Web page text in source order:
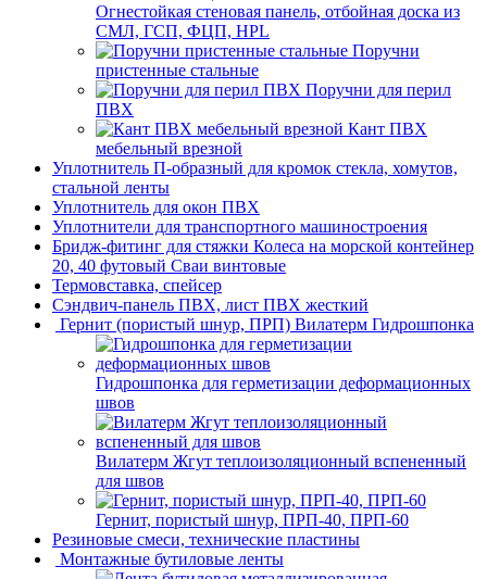
Огнестойкая стеновая панель, отбойная доска из
СМЛ, ГСП, ФЦП, HPL
Поручни
пристенные стальные
Поручни для перил
ПВХ
Кант ПВХ
мебельный врезной
Уплотнитель П-образный для кромок стекла, хомутов,
стальной ленты
Уплотнитель для окон ПВХ
Уплотнители для транспортного машиностроения
Бридж-фитинг для стяжки Колеса на морской контейнер
20, 40 футовый Сваи винтовые
Термовставка, спейсер
Сэндвич-панель ПВХ, лист ПВХ жесткий
Гернит (пористый шнур, ПРП) Вилатерм Гидрошпонка
Гидрошпонка для герметизации деформационных
швов
Вилатерм Жгут теплоизоляционный вспененный
для швов
Гернит, пористый шнур, ПРП-40, ПРП-60
Резиновые смеси, технические пластины
Монтажные бутиловые ленты